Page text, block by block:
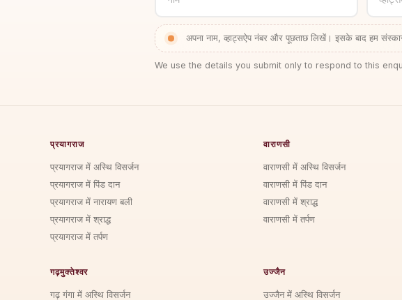
अपना नाम, व्हाट्सऐप नंबर और पूछताछ लिखें। इसके बाद हम
We use the details you submit only to respond to this
प्रयागराज
प्रयागराज में अस्थि विसर्जन
प्रयागराज में पिंड दान
प्रयागराज में नारायण बली
प्रयागराज में श्राद्ध
प्रयागराज में तर्पण
वाराणसी
वाराणसी में अस्थि विसर्जन
वाराणसी में पिंड दान
वाराणसी में श्राद्ध
वाराणसी में तर्पण
गढ़मुक्तेश्वर
गढ़ गंगा में अस्थि विसर्जन
उज्जैन
उज्जैन में अस्थि विसर्जन